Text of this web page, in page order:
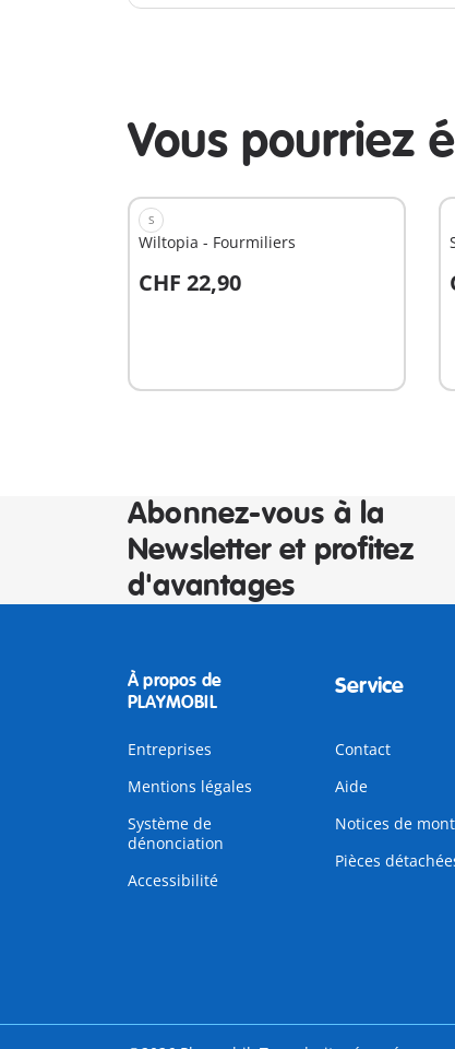
Vous pourriez
S
Wiltopia - Fourmiliers
CHF 22,90
Au panier
Abonnez-vous à la
Newsletter et profitez
d'avantages
À propos de
PLAYMOBIL
Entreprises
Mentions légales
Système de
dénonciation
Accessibilité
Service
Contact
Aide
Notices de
Pièces